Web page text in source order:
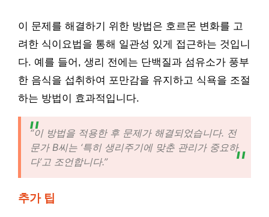
이 문제를 해결하기 위한 방법은 호르몬 변화를 고
려한 식이요법을 통해 일관성 있게 접근하는 것입니
다. 예를 들어, 생리 전에는 단백질과 섬유소가 풍부
한 음식을 섭취하여 포만감을 유지하고 식욕을 조절
하는 방법이 효과적입니다.
“이 방법을 적용한 후 문제가 해결되었습니다. 전
문가 B씨는 ‘특히 생리주기에 맞춘 관리가 중요하
다’고 조언합니다.”
추가 팁